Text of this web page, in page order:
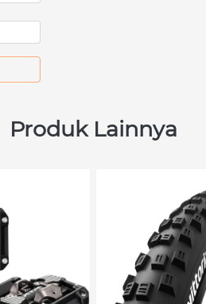
Produk Lainnya